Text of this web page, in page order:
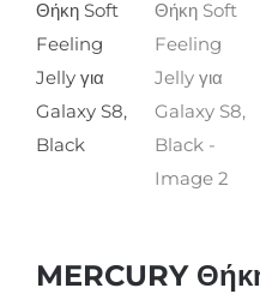
MERCURY